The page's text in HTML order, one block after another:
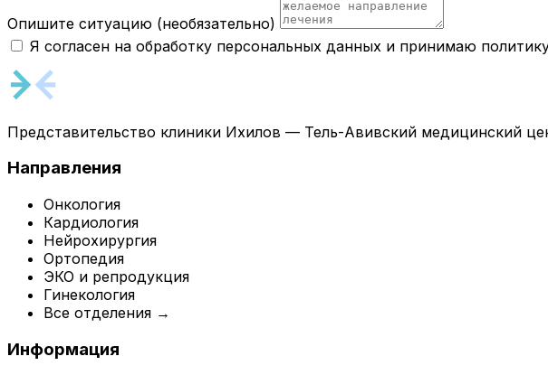
Опишите ситуацию (необязательно)
Я согласен на обработку персональных данных и принимаю
Представительство клиники Ихилов — Тель-Авивский медицинский
Направления
Онкология
Кардиология
Нейрохирургия
Ортопедия
ЭКО и репродукция
Гинекология
Все отделения →
Информация